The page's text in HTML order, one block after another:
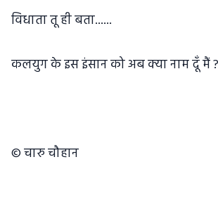
विधाता तू ही बता......
कलयुग के इस इंसान को अब क्या नाम दूँ मैं
© चारु चौहान